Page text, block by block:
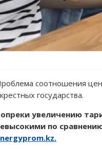
соотношения цен
государства.
увеличению
по